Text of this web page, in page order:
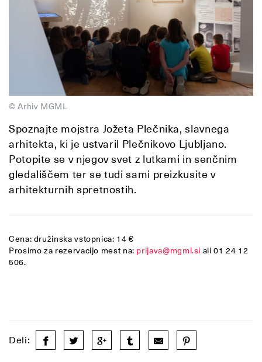
© Arhiv MGML
Spoznajte mojstra Jožeta Plečnika, slavnega
arhitekta, ki je ustvaril Plečnikovo Ljubljano.
Potopite se v njegov svet z lutkami in senčnim
gledališčem ter se tudi sami preizkusite v
arhitekturnih spretnostih.
Cena: družinska vstopnica: 14 €
Prosimo za rezervacijo mest na: prijava@mgml.si ali 01 24 12
506.
Deli: